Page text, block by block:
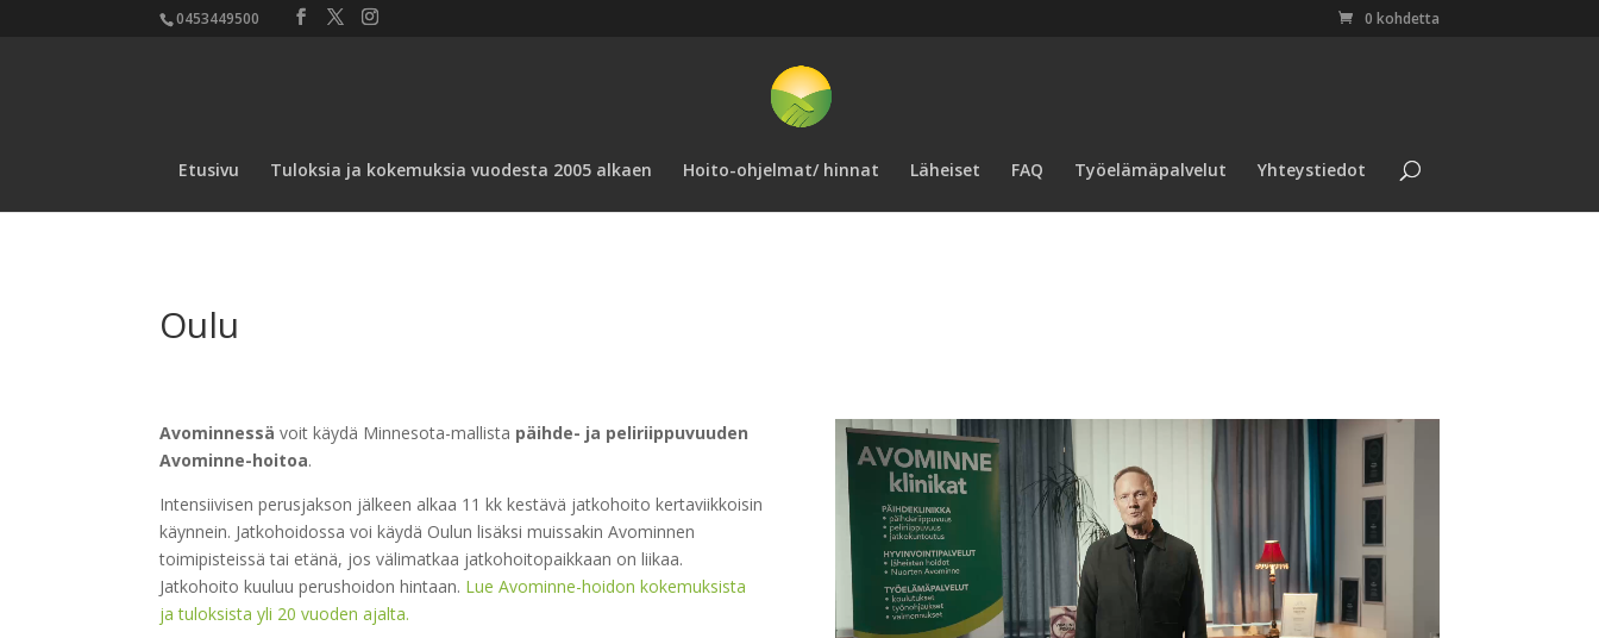
0453449500 0 kohdetta
Etusivu Tuloksia ja kokemuksia vuodesta 2005 alkaen Hoito-ohjelmat/ hinnat Läheiset FAQ Työelämäpalvelut Yhteystiedot
Oulu
Avominnessä voit käydä Minnesota-mallista päihde- ja peliriippuvuuden
Avominne-hoitoa.
Intensiivisen perusjakson jälkeen alkaa 11 kk kestävä jatkohoito kertaviikkoisin
käynnein. Jatkohoidossa voi käydä Oulun lisäksi muissakin Avominnen
toimipisteissä tai etänä, jos välimatkaa jatkohoitopaikkaan on liikaa.
Jatkohoito kuuluu perushoidon hintaan. Lue Avominne-hoidon kokemuksista
ja tuloksista yli 20 vuoden ajalta.